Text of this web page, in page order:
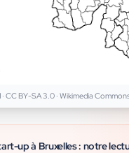
· CC BY-SA 3.0 · Wikimedia
upà Bruxelles: notre